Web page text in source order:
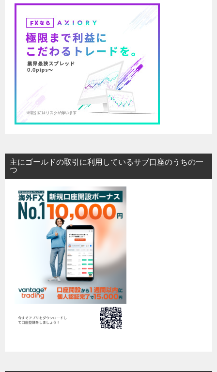
主にゴールドの取引に利用しているサブ口座のうちの一
つ